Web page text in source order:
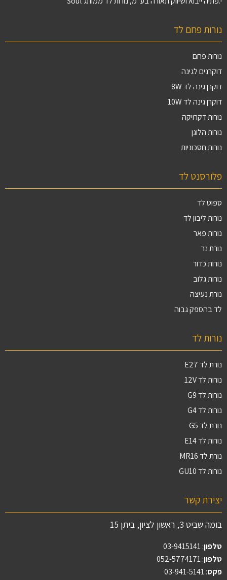
נורות פחם לד
נורות פחם
דוקרנים לגינה
דוקרן גינה לד 8W
דוקרן גינה לד 10W
נורות דקרויקה
נורות הלוגן
נורות חסכוניות
פלורסנט לד
ספוט לד
נורות ליבון לד
נורות פאר
נורת נר
נורות כדור
נורות גלוב
נורת נעיצה
לד בהספק גבוה
נורות לד
נורת לד E27
נורות לד 12V
נורות לד G9
נורות לד G4
נורת לד G5
נורות לד E14
נורת לד MR16
נורות לד GU10
יצירת קשר
בומה שביט 3, ראשון לציון, ביתן 15
טלפון:
03-9415141
טלפון: 052-5774171
פקס: 03-941-5141